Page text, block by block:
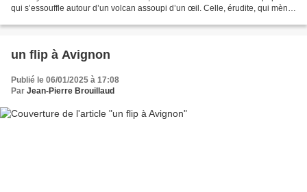
qui s’essouffle autour d’un volcan assoupi d’un œil. Celle, érudite, qui mène
un flip à Avignon
Publié le 06/01/2025 à 17:08
Par Jean-Pierre Brouillaud